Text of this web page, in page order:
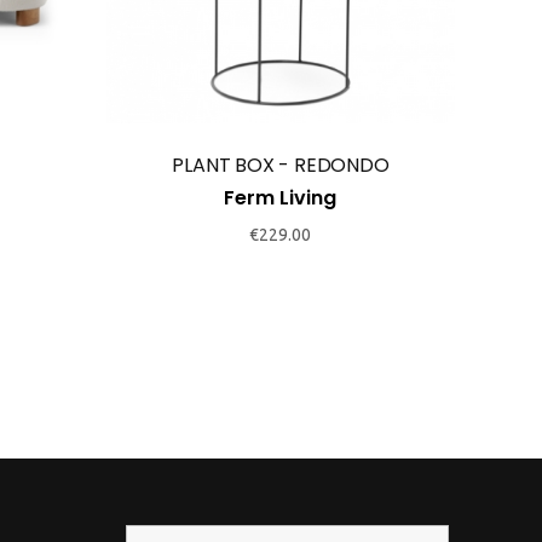
PLANT BOX - REDONDO
Ferm Living
€229.00